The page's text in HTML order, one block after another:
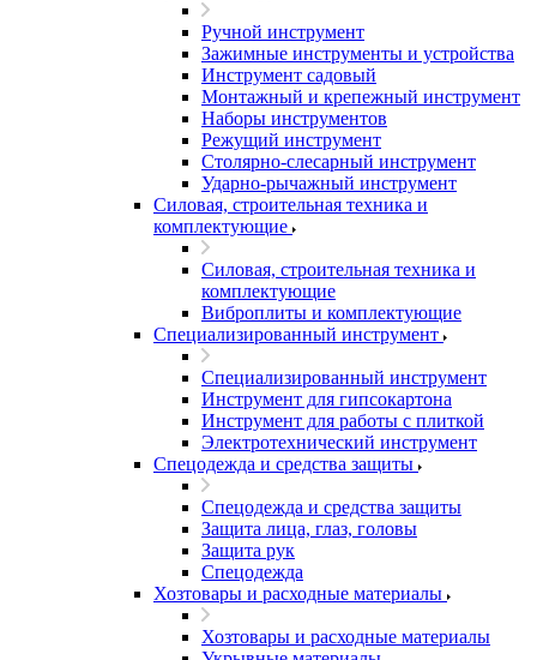
Ручной инструмент
Зажимные инструменты и устройства
Инструмент садовый
Монтажный и крепежный инструмент
Наборы инструментов
Режущий инструмент
Столярно-слесарный инструмент
Ударно-рычажный инструмент
Силовая, строительная техника и
комплектующие
Силовая, строительная техника и
комплектующие
Виброплиты и комплектующие
Специализированный инструмент
Специализированный инструмент
Инструмент для гипсокартона
Инструмент для работы с плиткой
Электротехнический инструмент
Спецодежда и средства защиты
Спецодежда и средства защиты
Защита лица, глаз, головы
Защита рук
Спецодежда
Хозтовары и расходные материалы
Хозтовары и расходные материалы